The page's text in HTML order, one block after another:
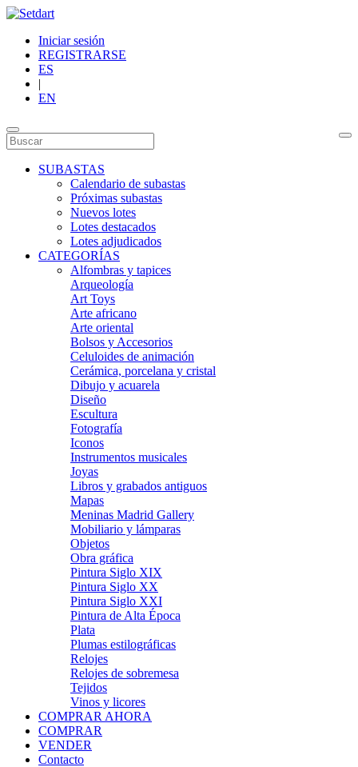
Iniciar sesión
REGISTRARSE
ES
|
EN
SUBASTAS
Calendario de subastas
Próximas subastas
Nuevos lotes
Lotes destacados
Lotes adjudicados
CATEGORÍAS
Alfombras y tapices
Arqueología
Art Toys
Arte africano
Arte oriental
Bolsos y Accesorios
Celuloides de animación
Cerámica, porcelana y cristal
Dibujo y acuarela
Diseño
Escultura
Fotografía
Iconos
Instrumentos musicales
Joyas
Libros y grabados antiguos
Mapas
Meninas Madrid Gallery
Mobiliario y lámparas
Objetos
Obra gráfica
Pintura Siglo XIX
Pintura Siglo XX
Pintura Siglo XXI
Pintura de Alta Época
Plata
Plumas estilográficas
Relojes
Relojes de sobremesa
Tejidos
Vinos y licores
COMPRAR AHORA
COMPRAR
VENDER
Contacto